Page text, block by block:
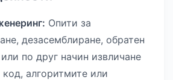
Опити за
дезасемблиране, обратен
по друг начин извличане
алгоритмите или